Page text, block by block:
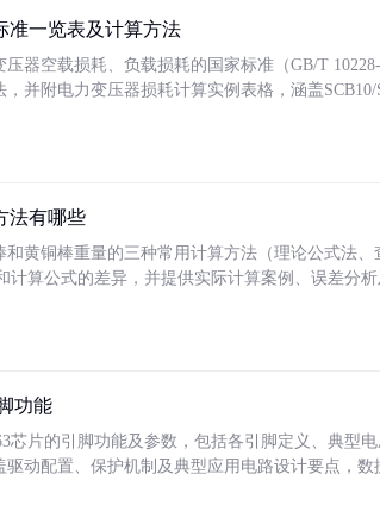
准一览表及计算方法
器空载损耗、负载损耗的国家标准（GB/T
并附电力变压器损耗计算实例表格，涵盖
法有哪些
和黄铜棒重量的三种常用计算方法（理论公式法
计算公式的差异，并提供实际计算案例、误差分
功能
芯片的引脚功能及参数，包括各引脚定义、典型
驱动配置、保护机制及典型应用电路设计要点，